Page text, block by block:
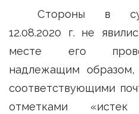
Стороны в
12.08.2020 г. не
месте его
надлежащим образом,
соответствующими
отметками